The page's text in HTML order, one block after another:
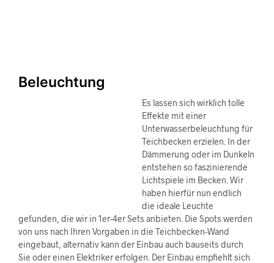
Beleuchtung
Es lassen sich wirklich tolle
Effekte mit einer
Unterwasserbeleuchtung für
Teichbecken erzielen. In der
Dämmerung oder im Dunkeln
entstehen so faszinierende
Lichtspiele im Becken. Wir
haben hierfür nun endlich
die ideale Leuchte
gefunden, die wir in 1er-4er Sets anbieten. Die Spots werden
von uns nach Ihren Vorgaben in die Teichbecken-Wand
eingebaut, alternativ kann der Einbau auch bauseits durch
Sie oder einen Elektriker erfolgen. Der Einbau empfiehlt sich